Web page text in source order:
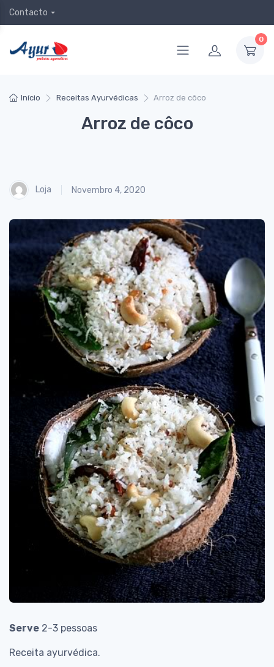
Contacto
0
Início Receitas Ayurvédicas Arroz de côco
Arroz de côco
Loja Novembro 4, 2020
Serve 2-3 pessoas
Receita ayurvédica.